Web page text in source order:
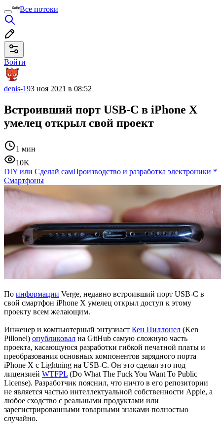
Все потоки
Войти
denis-193 ноя 2021 в 08:52
Встроивший порт USB-C в iPhone X
умелец открыл свой проект
1 мин
10K
DIY или Сделай самПроизводство и разработка электроники *
Смартфоны
По информации Verge, недавно встроивший порт USB-C в
свой смартфон iPhone X умелец открыл доступ к этому
проекту всем желающим.
Инженер и компьютерный энтузиаст Кен Пиллонел (Ken
Pillonel) опубликовал на GitHub самую сложную часть
проекта, касающуюся разработки гибкой печатной платы и
преобразования основных компонентов зарядного порта
iPhone X с Lightning на USB-C. Он это сделал это под
лицензией WTFPL (Do What The Fuck You Want To Public
License). Разработчик пояснил, что ничто в его репозитории
не является частью интеллектуальной собственности Apple, а
любое сходство с реальными продуктами или
зарегистрированными товарными знаками полностью
случайно.